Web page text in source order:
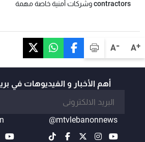
A+
A-
contractors وشركات أمنية خاصة مهمة
أهم الأخبار و الفيديوهات في
@mtvlebanonnews